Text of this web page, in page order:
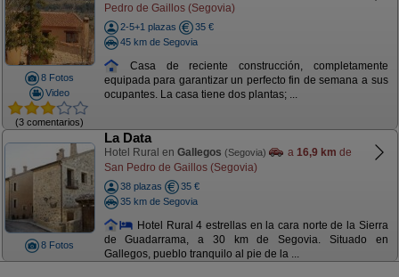
8 Fotos
Video
(3 comentarios)
Pedro de Gaillos (Segovia)
2-5+1 plazas
35 €
45 km de Segovia
Casa de reciente construcción, completamente
equipada para garantizar un perfecto fin de semana a sus
ocupantes. La casa tiene dos plantas; ...
8 Fotos
La Data
Hotel Rural en Gallegos (Segovia) a 16,9 km de
San Pedro de Gaillos (Segovia)
38 plazas
35 €
35 km de Segovia
Hotel Rural 4 estrellas en la cara norte de la Sierra
de Guadarrama, a 30 km de Segovia. Situado en
Gallegos, pueblo tranquilo al pie de la ...